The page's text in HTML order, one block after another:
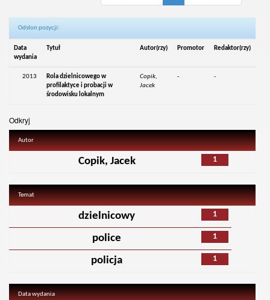
Odsłon pozycji:
Data
wydania
Tytuł Autor(rzy) Promotor Redaktor(rzy)
2013
Rola dzielnicowego w
profilaktyce i probacji w
środowisku lokalnym
Copik,
Jacek
- -
Odkryj
Autor
1
Copik, Jacek
Temat
1
dzielnicowy
1
police
1
policja
Data wydania